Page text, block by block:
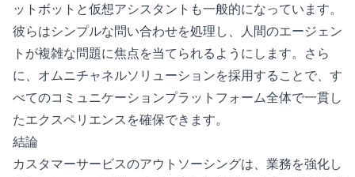
ットボットと仮想アシスタントも一般的になっています。
彼らはシンプルな問い合わせを処理し、人間のエージェン
トが複雑な問題に焦点を当てられるようにします。さら
に、オムニチャネルソリューションを採用することで、す
べてのコミュニケーションプラットフォーム全体で一貫し
たエクスペリエンスを確保できます。
結論
カスタマーサービスのアウトソーシングは、業務を強化し